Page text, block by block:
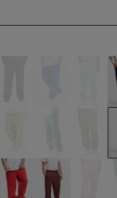
grün grün